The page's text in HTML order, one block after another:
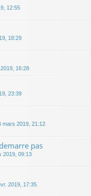
12:55
18:29
2019, 16:28
23:39
mars 2019, 21:12
pas
2019, 09:13
2019, 17:35